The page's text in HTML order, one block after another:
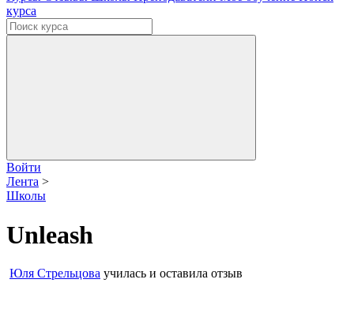
курса
Войти
Лента >
Школы
Unleash
Юля Стрельцова училась и оставила отзыв